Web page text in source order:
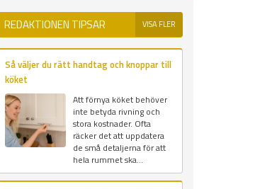
REDAKTIONEN TIPSAR VISA FLER
Så väljer du rätt handtag och knoppar till
köket
Att förnya köket behöver
inte betyda rivning och
stora kostnader. Ofta
räcker det att uppdatera
de små detaljerna för att
hela rummet ska...